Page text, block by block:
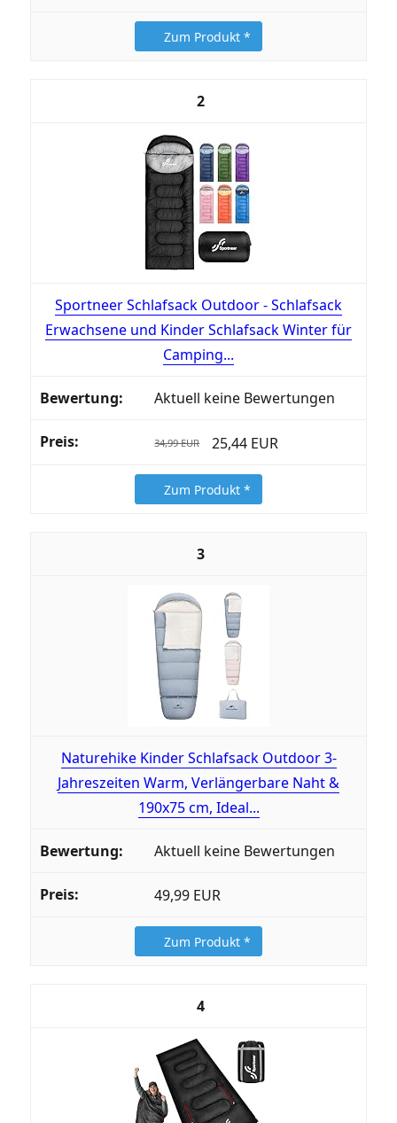
Zum Produkt *
2
Sportneer Schlafsack Outdoor - Schlafsack
Erwachsene und Kinder Schlafsack Winter für
Camping...
Aktuell keine Bewertungen
34,99 EUR 25,44 EUR
Zum Produkt *
3
Naturehike Kinder Schlafsack Outdoor 3-
Jahreszeiten Warm, Verlängerbare Naht &
190x75 cm, Ideal...
Aktuell keine Bewertungen
49,99 EUR
Zum Produkt *
4